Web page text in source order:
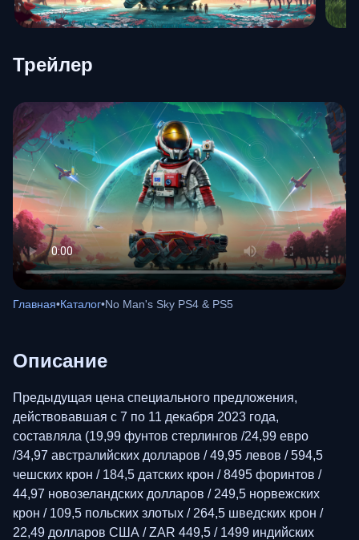
Трейлер
Главная•Каталог•No Man's Sky PS4 & PS5
Описание
Предыдущая цена специального предложения,
действовавшая с 7 по 11 декабря 2023 года,
составляла (19,99 фунтов стерлингов /24,99 евро
/34,97 австралийских долларов / 49,95 левов / 594,5
чешских крон / 184,5 датских крон / 8495 форинтов /
44,97 новозеландских долларов / 249,5 норвежских
крон / 109,5 польских злотых / 264,5 шведских крон /
22,49 долларов США / ZAR 449,5 / 1499 индийских